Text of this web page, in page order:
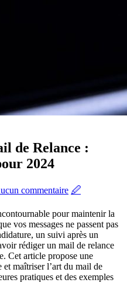
de Relance :
2024
commentaire 🖉
pour maintenir la
vos messages ne passent pas
un suivi après un
rédiger un mail de relance
Cet article propose une
maîtriser l’art du mail de
pratiques et des exemples